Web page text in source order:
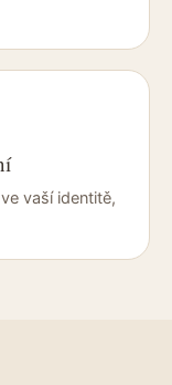
vaší identitě,